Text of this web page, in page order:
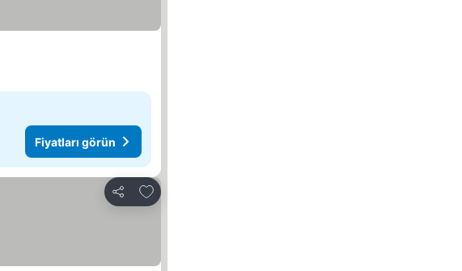
Fiyatları görün
Paylaş
Favorilerime ekle